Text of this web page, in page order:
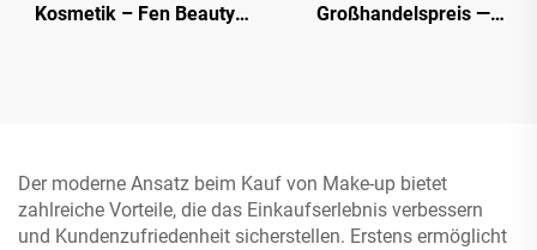
Kosmetik – Fen Beauty
an.
Großhandelspreis —
Der moderne Ansatz beim Kauf von Make-up bietet
zahlreiche Vorteile, die das Einkaufserlebnis verbessern
und Kundenzufriedenheit sicherstellen. Erstens ermöglicht